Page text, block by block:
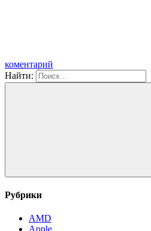
коментарий
Найти:
Рубрики
AMD